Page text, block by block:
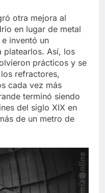
otra mejora al
en lugar de metal
inventó un
platearlos. Así, los
prácticos y se
refractores,
cada vez más
terminó siendo
del siglo XIX en
de un metro de